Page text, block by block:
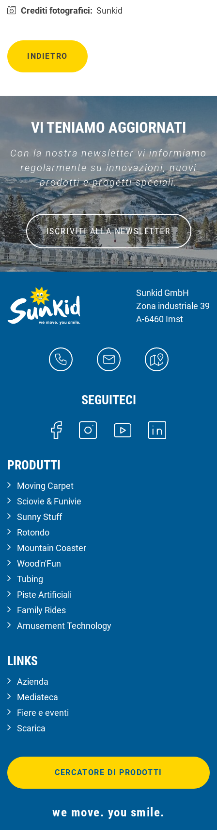
Crediti fotografici: Sunkid
INDIETRO
VI TENIAMO AGGIORNATI
Con la nostra newsletter vi informiamo
regolarmente su innovazioni, nuovi
prodotti e progetti speciali.
ISCRIVITI ALLA NEWSLETTER
Sunkid GmbH
Zona industriale 39
A-6460 Imst
SEGUITECI
PRODUTTI
Moving Carpet
Sciovie & Funivie
Sunny Stuff
Rotondo
Mountain Coaster
Wood'n'Fun
Tubing
Piste Artificiali
Family Rides
Amusement Technology
LINKS
Azienda
Mediateca
Fiere e eventi
Scarica
CERCATORE DI PRODOTTI
we move. you smile.